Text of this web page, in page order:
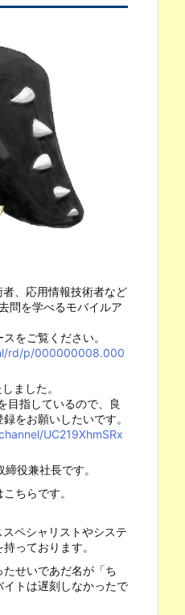
、応用情報技術者など
問を学べるモバイルア
をご覧ください。
rd/p/000000008.000
ました。
目指しているので、良
をお願いしたいです。
UC219XhmSRx
役兼社長です。
ちらです。
ペシャリストやシステ
っております。
せいであだ名が「ち
トは遅刻しなかったで